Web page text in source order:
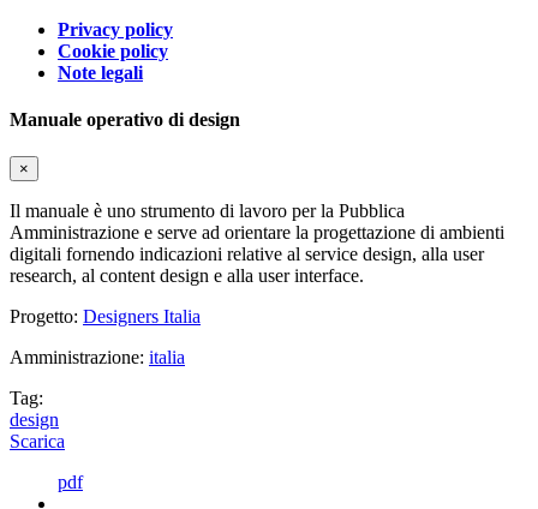
Privacy policy
Cookie policy
Note legali
Manuale operativo di design
×
Il manuale è uno strumento di lavoro per la Pubblica
Amministrazione e serve ad orientare la progettazione di ambienti
digitali fornendo indicazioni relative al service design, alla user
research, al content design e alla user interface.
Progetto: Designers Italia
Amministrazione: italia
Tag:
design
Scarica
pdf